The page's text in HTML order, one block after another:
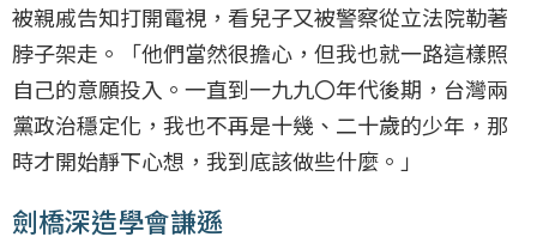
被親戚告知打開電視，看兒子又被警察從立法院勒著
脖子架走。「他們當然很擔心，但我也就一路這樣照
自己的意願投入。一直到一九九〇年代後期，台灣兩
黨政治穩定化，我也不再是十幾、二十歲的少年，那
時才開始靜下心想，我到底該做些什麼。」
劍橋深造學會謙遜